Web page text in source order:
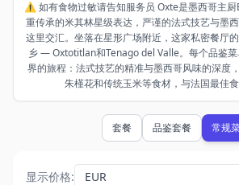
⚠️ 如有食物过敏请告知服务员 Oxte是墨西哥主
重传承的米其林星级表达，严谨的法式技艺与墨
这里交汇。坐落在星形广场附近，这家私密餐厅
乡 — Oxtotitlan和Tenago del Valle。每个品鉴
界的旅程：法式技艺的精准与墨西哥风味的深度
朱槿花和传统玉米等食材，与法国最佳食
套餐 品鉴套餐 常规
显示价格: